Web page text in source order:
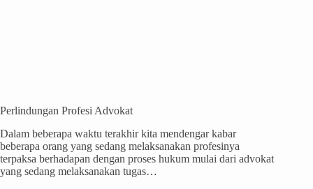
Perlindungan Profesi Advokat
Dalam beberapa waktu terakhir kita mendengar kabar
beberapa orang yang sedang melaksanakan profesinya
terpaksa berhadapan dengan proses hukum mulai dari advokat
yang sedang melaksanakan tugas…